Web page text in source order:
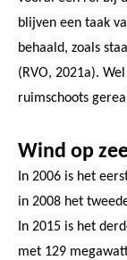
blijven een taak
behaald, zoals
(RVO, 2021a).
ruimschoots
Wind op
In 2006 is het
in 2008 het
In 2015 is het
met 129